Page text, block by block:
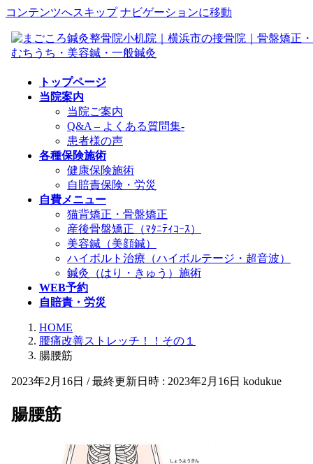
コンテンツへスキップ ナビゲーションに移動
トップページ
当院案内
当院ご案内
Q&A – よくある質問集-
患者様の声
各種保険施術
健康保険施術
自賠責保険・労災
自費メニュー
猫背矯正・骨盤矯正
産後骨盤矯正（ﾏﾀﾆﾃｨｺｰｽ）
美容鍼（美顔鍼）
ハイボルト治療（ハイボルテージ・超音波）
鍼灸（はり・きゅう）施術
WEB予約
自賠責・労災
HOME
腰痛改善ストレッチ！！その１
腸腰筋
2023年2月16日 / 最終更新日時 : 2023年2月16日 kodukue
腸腰筋